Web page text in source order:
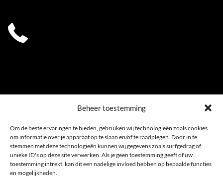
Beheer toestemming
Om de beste ervaringen te bieden, gebruiken wij technologieën zoals cookies
om informatie over je apparaat op te slaan en/of te raadplegen. Door in te
stemmen met deze technologieën kunnen wij gegevens zoals surfgedrag of
unieke ID's op deze site verwerken. Als je geen toestemming geeft of uw
toestemming intrekt, kan dit een nadelige invloed hebben op bepaalde functies
en mogelijkheden.
0541 539 353